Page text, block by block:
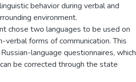
behavior during verbal and
environment.
chose two languages to be used on
forms of communication. This
language questionnaires, which
be corrected through the state